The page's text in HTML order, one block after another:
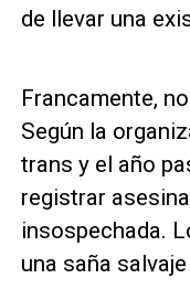
de llevar una
Francamente,
Según la
trans y el año
registrar
insospechada.
una saña